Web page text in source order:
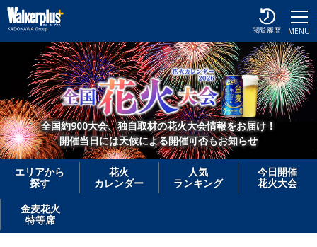
MENU
閲覧履歴
全国約900大会、独自取材の花火大会情報をお届け！
開催当日には天候による開催可否もお知らせ
エリアから
探す
花火
カレンダー
人気
ランキング
今日開催
花火大会
金麦花火
特等席